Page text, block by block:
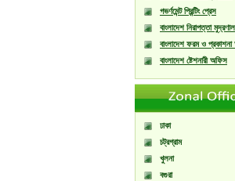
গভর্ণমেন্ট প্রিন্টিং প্রেস
বাংলাদেশ নিরাপত্তা
বাংলাদেশ ফরম ও
বাংলাদেশ ষ্টেশনারী অফিস
ঢাকা
চট্রগ্রাম
খুলনা
বগুরা